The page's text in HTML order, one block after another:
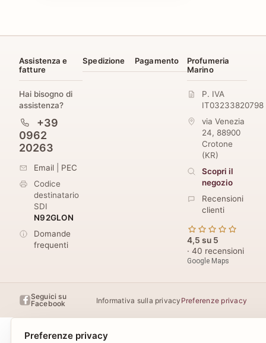
Assistenza e
fatture
Hai bisogno di
assistenza?
+39
0962
20263
Email
PEC
Codice
destinatario
SDI
N92GLON
Domande
frequenti
Spedizione Pagamento
Profumeria
Marino
P. IVA
IT03233820798
via Venezia
24, 88900
Crotone
(KR)
Scopri il
negozio
Recensioni
clienti
4,5 su 5
· 40 recensioni
Google Maps
Seguici su
Facebook
Informativa sulla privacy Preferenze privacy
Preferenze privacy